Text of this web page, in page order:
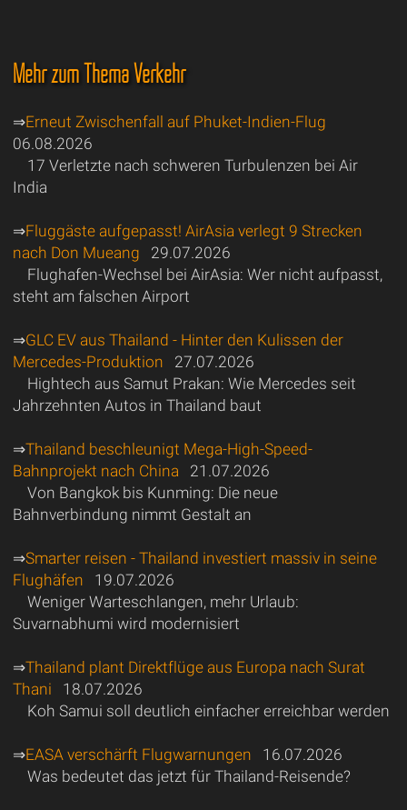
Mehr zum Thema Verkehr
⇒Erneut Zwischenfall auf Phuket-Indien-Flug
06.08.2026
17 Verletzte nach schweren Turbulenzen bei Air
India
⇒Fluggäste aufgepasst! AirAsia verlegt 9 Strecken
nach Don Mueang 29.07.2026
Flughafen-Wechsel bei AirAsia: Wer nicht aufpasst,
steht am falschen Airport
⇒GLC EV aus Thailand - Hinter den Kulissen der
Mercedes-Produktion 27.07.2026
Hightech aus Samut Prakan: Wie Mercedes seit
Jahrzehnten Autos in Thailand baut
⇒Thailand beschleunigt Mega-High-Speed-
Bahnprojekt nach China 21.07.2026
Von Bangkok bis Kunming: Die neue
Bahnverbindung nimmt Gestalt an
⇒Smarter reisen - Thailand investiert massiv in seine
Flughäfen 19.07.2026
Weniger Warteschlangen, mehr Urlaub:
Suvarnabhumi wird modernisiert
⇒Thailand plant Direktflüge aus Europa nach Surat
Thani 18.07.2026
Koh Samui soll deutlich einfacher erreichbar werden
⇒EASA verschärft Flugwarnungen 16.07.2026
Was bedeutet das jetzt für Thailand-Reisende?